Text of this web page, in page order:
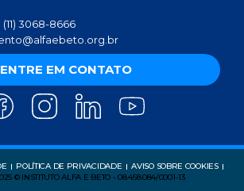
(11) 3068-8666
ENTRE EM CONTATO
POLÍTICA DE PRIVACIDADE
AVISO SOBRE COOKIES
© INSTITUTO ALFA E BETO - 08.458.084/0001-13